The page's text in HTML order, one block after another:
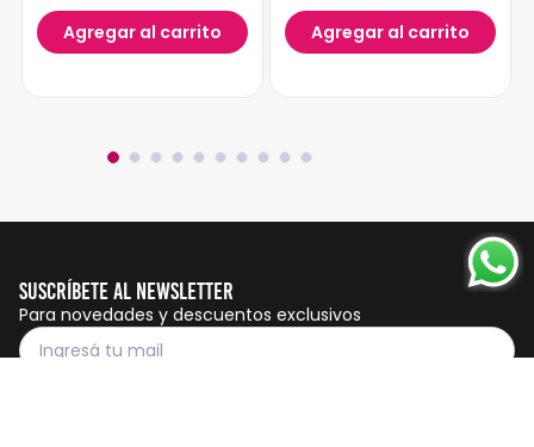
Agregar al carrito Agregar al carrito
Suscríbete al Newsletter
Para novedades y descuentos exclusivos